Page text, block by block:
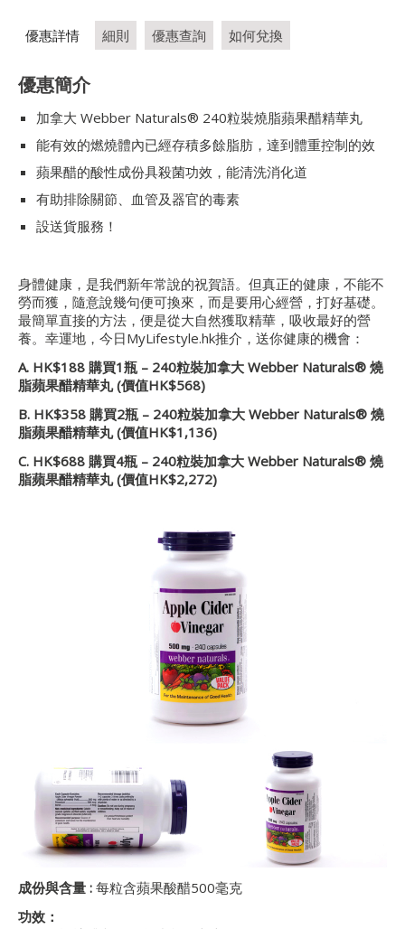
優惠詳情 細則 優惠查詢 如何兌換
優惠簡介
加拿大 Webber Naturals® 240粒裝燒脂蘋果醋精華丸
能有效的燃燒體內已經存積多餘脂肪，達到體重控制的效
蘋果醋的酸性成份具殺菌功效，能清洗消化道
有助排除關節、血管及器官的毒素
設送貨服務！
身體健康，是我們新年常說的祝賀語。但真正的健康，不能不
勞而獲，隨意說幾句便可換來，而是要用心經營，打好基礎。
最簡單直接的方法，便是從大自然獲取精華，吸收最好的營
養。幸運地，今日MyLifestyle.hk推介，送你健康的機會：
A. HK$188 購買1瓶 – 240粒裝加拿大 Webber Naturals® 燒
脂蘋果醋精華丸(價值HK$568)
B. HK$358 購買2瓶 – 240粒裝加拿大 Webber Naturals® 燒
脂蘋果醋精華丸(價值HK$1,136)
C. HK$688 購買4瓶 – 240粒裝加拿大 Webber Naturals® 燒
脂蘋果醋精華丸(價值HK$2,272)
成份與含量 : 每粒含蘋果酸醋500毫克
功效：